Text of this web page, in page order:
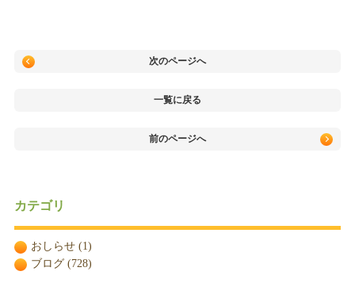
次のページへ
一覧に戻る
前のページへ
カテゴリ
おしらせ(1)
ブログ(728)